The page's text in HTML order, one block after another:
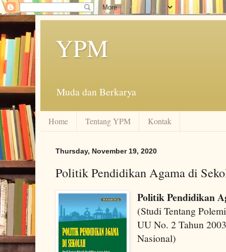
YPM
Muda dan Berkarya
Home Tentang YPM Kontak
Thursday, November 19, 2020
Politik Pendidikan Agama di
Politik Pendidikan
(Studi Tentang
UU No. 2 Tahun
Nasional)